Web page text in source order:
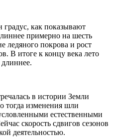
как показывают
примерно на шесть
ледяного покрова и рост
В итоге к концу века лето
в истории Земли
тогда изменения шли
естественными
скорость сдвигов сезонов
деятельностью.